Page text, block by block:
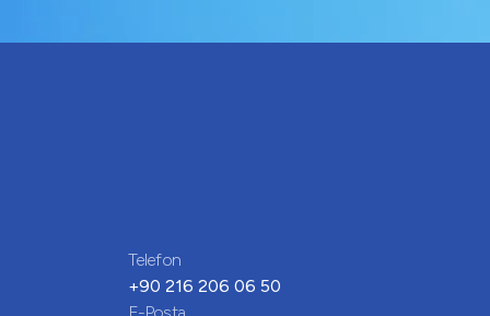
Telefon
+90 216 206 06 50